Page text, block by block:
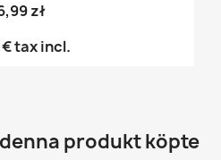
zł
€tax incl.
produkt köpte